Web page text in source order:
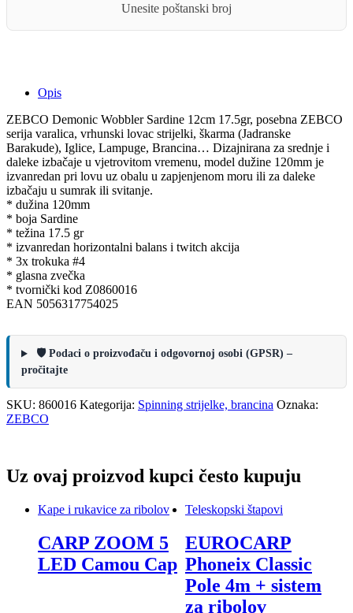
Unesite poštanski broj
Opis
ZEBCO Demonic Wobbler Sardine 12cm 17.5gr, posebna ZEBCO
serija varalica, vrhunski lovac strijelki, škarma (Jadranske
Barakude), Iglice, Lampuge, Brancina… Dizajnirana za srednje i
daleke izbačaje u vjetrovitom vremenu, model dužine 120mm je
izvanredan pri lovu uz obalu u zapjenjenom moru ili za daleke
izbačaju u sumrak ili svitanje.
* dužina 120mm
* boja Sardine
* težina 17.5 gr
* izvanredan horizontalni balans i twitch akcija
* 3x trokuka #4
* glasna zvečka
* tvornički kod Z0860016
EAN 5056317754025
🛡️ Podaci o proizvođaču i odgovornoj osobi (GPSR) –
pročitajte
SKU: 860016 Kategorija: Spinning strijelke, brancina Oznaka:
ZEBCO
Uz ovaj proizvod kupci često kupuju
Kape i rukavice za ribolov
CARP ZOOM 5
LED Camou Cap
Teleskopski štapovi
EUROCARP
Phoneix Classic
Pole 4m + sistem
za ribolov